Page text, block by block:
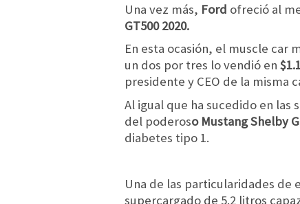
Una vez más, Ford ofreció al
GT500 2020.
En esta ocasión, el muscle car
un dos por tres lo vendió en
presidente y CEO de la misma
Al igual que ha sucedido en las
del poderoso Mustang Shelby
diabetes tipo 1.
Una de las particularidades de
supercargado de 5.2 litros